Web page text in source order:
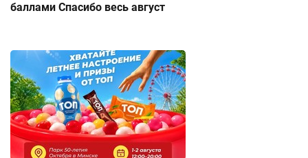
баллами Спасибо весь август